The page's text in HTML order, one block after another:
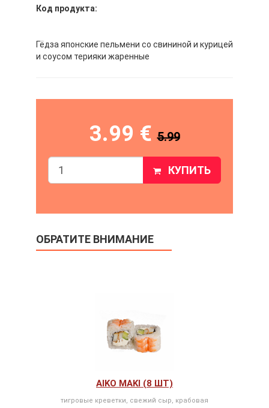
Код продукта:
Гёдза японские пельмени со свининой и курицей
и соусом терияки жаренные
3.99 €5.99
КУПИТЬ
ОБРАТИТЕ ВНИМАНИЕ
AIKO MAKI (8 ШТ)
тигровые креветки, свежий сыр, крабовая